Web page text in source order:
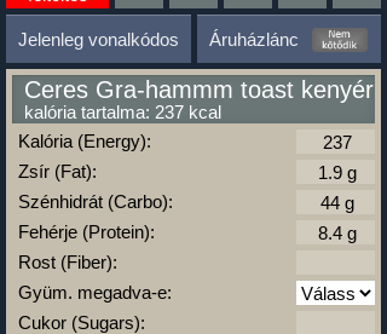
Jelenleg vonalkódos Áruházlánc
Ceres Gra-hammm toast kenyér
kalória tartalma: 237 kcal
Kalória (Energy):
Zsír (Fat):
Szénhidrát (Carbo):
Fehérje (Protein):
Rost (Fiber):
Gyüm. megadva-e:
Cukor (Sugars):